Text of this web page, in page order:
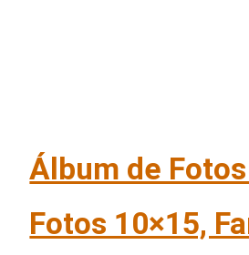
Álbum de
Fotos 10×15,